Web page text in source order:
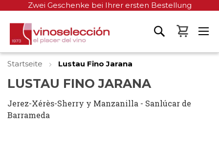
Zwei Geschenke bei Ihrer ersten Bestellung
Mein
Startseite Lustau Fino Jarana
LUSTAU FINO JARANA
Jerez-Xérès-Sherry y Manzanilla - Sanlúcar de
Barrameda